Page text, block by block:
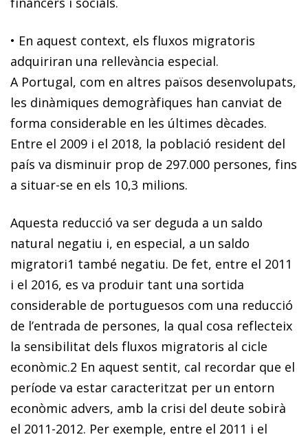
• En aquest context, els fluxos migratoris
adquiriran una rellevància especial.
A Portugal, com en altres països desenvolupats,
les dinàmiques demogràfiques han canviat de
forma considerable en les últimes dècades.
Entre el 2009 i el 2018, la població resident del
país va disminuir prop de 297.000 persones, fins
a situar-se en els 10,3 milions.
Aquesta reducció va ser deguda a un saldo
natural negatiu i, en especial, a un saldo
migratori1 també negatiu. De fet, entre el 2011
i el 2016, es va produir tant una sortida
considerable de portuguesos com una reducció
de l’entrada de persones, la qual cosa reflecteix
la sensibilitat dels fluxos migratoris al cicle
econòmic.2 En aquest sentit, cal recordar que el
període va estar caracteritzat per un entorn
econòmic advers, amb la crisi del deute sobirà
el 2011-2012. Per exemple, entre el 2011 i el